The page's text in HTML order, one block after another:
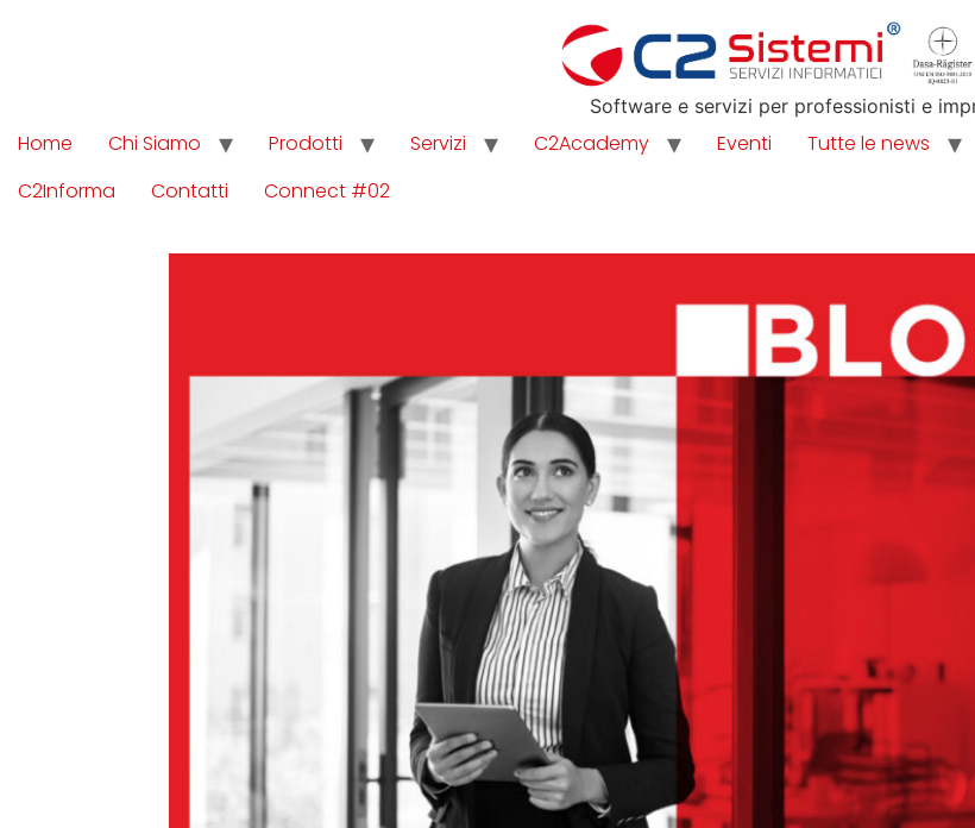
Software e servizi per professionisti e
Home Chi Siamo Prodotti Servizi C2Academy Eventi Tutte le news
C2Informa
Contatti Connect #02